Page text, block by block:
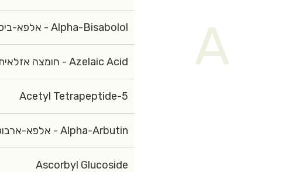
A Alpha-Bisabolol - אלפא-ביסבולול
Azelaic Acid - חומצה אזלאית
Acetyl Tetrapeptide-5
Alpha-Arbutin - אלפא-ארבוטין
Ascorbyl Glucoside